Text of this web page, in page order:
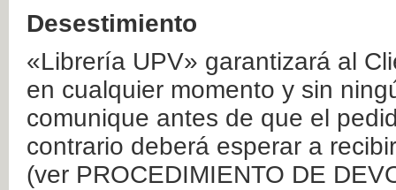
Desestimiento
«Librería UPV» garantizará al
en cualquier momento y sin
comunique antes de que el
contrario deberá esperar a
(ver PROCEDIMIENTO DE